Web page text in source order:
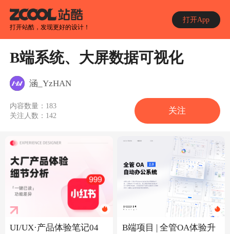
打开站酷，发现更好的设计！
打开App
B端系统、大屏数据可视化
涵_YzHAN
内容数量： 183
关注人数： 142
关注
UI/UX·产品体验笔记04
B端项目 | 全管OA体验升